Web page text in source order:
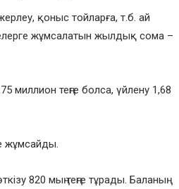
қоныс тойларға, т.б. ай
жұмсалатын жылдық сома –
миллион теңге болса, үйлену 1,68
жұмсайды.
820 мың теңге тұрады. Баланың